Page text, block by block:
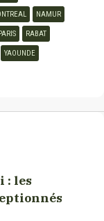
NAMUR
RABAT
YAOUNDE
: les